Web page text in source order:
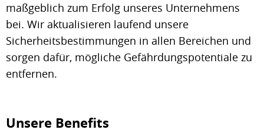
maßgeblich zum Erfolg unseres Unternehmens
bei. Wir aktualisieren laufend unsere
Sicherheitsbestimmungen in allen Bereichen und
sorgen dafür, mögliche Gefährdungspotentiale zu
entfernen.
Unsere Benefits